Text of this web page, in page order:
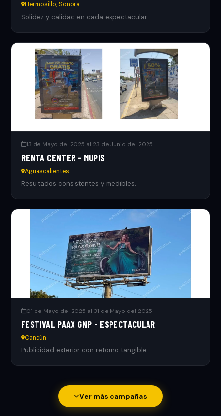
Hermosillo, Sonora
Solidez y calidad en cada espectacular.
13 de Mayo del 2025 al 23 de Junio del 2025
RENTA CENTER - MUPIS
Aguascalientes
Resultados consistentes y medibles.
01 de Mayo del 2025 al 31 de Mayo del 2025
FESTIVAL PAAX GNP - ESPECTACULAR
Cancún
Publicidad exterior con retorno tangible.
Ver más campañas